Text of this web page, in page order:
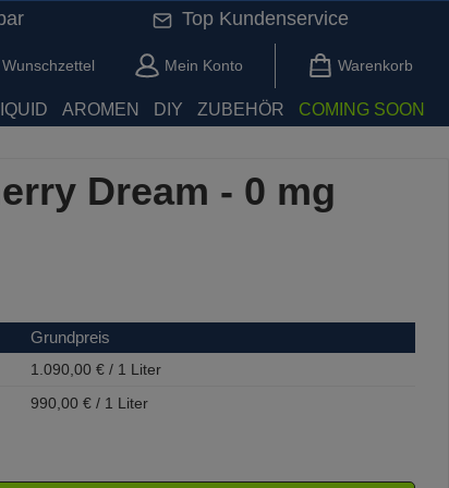
Top Kundenservice
Wunschzettel Du hast 0 Produkte auf dem Merkzettel
Mein Konto Warenkorb
AROMEN DIY ZUBEHÖR COMING SOON
Dream - 0 mg
Grundpreis
1.090,00 € / 1 Liter
990,00 € / 1 Liter